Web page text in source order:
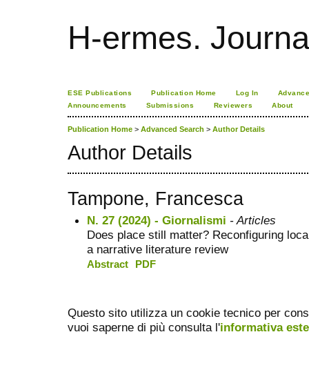
H-ermes.
ESE Publications Publication Home Log In
Announcements
Submissions Reviewers About
Publication Home > Advanced Search > Author Details
Author Details
Tampone, Francesca
N. 27 (2024) - Giornalismi - Articles
Does place still matter? Reconfiguring
a narrative literature review
Abstract PDF
Questo sito utilizza un cookie tecnico per
vuoi saperne di più consulta l'informativa